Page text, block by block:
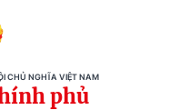
CHỦ NGHĨA VIỆT NAM
phủ